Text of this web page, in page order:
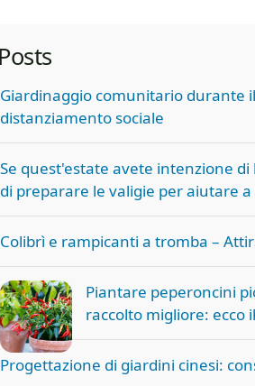
Giardinaggio comunitario durante
distanziamento sociale
Se quest'estate avete intenzione
di preparare le valigie per aiutare
Colibrì e rampicanti a tromba –
Piantare peperoncini
raccolto migliore: ecco
Progettazione di giardini cinesi: